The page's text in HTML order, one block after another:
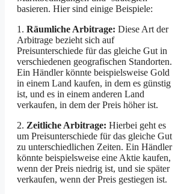
basieren. Hier sind einige Beispiele:
1. Räumliche Arbitrage: Diese Art der
Arbitrage bezieht sich auf
Preisunterschiede für das gleiche Gut in
verschiedenen geografischen Standorten.
Ein Händler könnte beispielsweise Gold
in einem Land kaufen, in dem es günstig
ist, und es in einem anderen Land
verkaufen, in dem der Preis höher ist.
2. Zeitliche Arbitrage: Hierbei geht es
um Preisunterschiede für das gleiche Gut
zu unterschiedlichen Zeiten. Ein Händler
könnte beispielsweise eine Aktie kaufen,
wenn der Preis niedrig ist, und sie später
verkaufen, wenn der Preis gestiegen ist.